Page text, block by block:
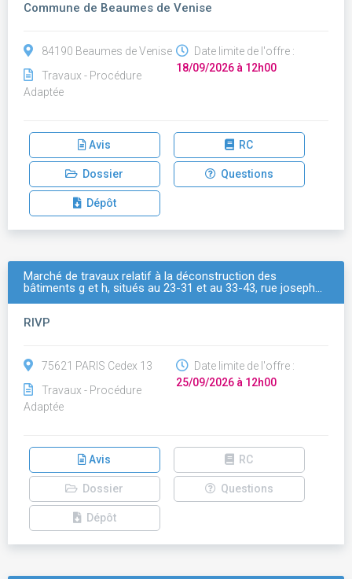
Commune de Beaumes de Venise
84190 Beaumes de Venise
Travaux - Procédure
Adaptée
Date limite de l'offre :
18/09/2026 à 12h00
Avis RC
Dossier Questions
Dépôt
Marché de travaux relatif à la déconstruction des
bâtiments g et h, situés au 23-31 et au 33-43, rue joseph…
RIVP
75621 PARIS Cedex 13
Travaux - Procédure
Adaptée
Date limite de l'offre :
25/09/2026 à 12h00
Avis RC
Dossier Questions
Dépôt